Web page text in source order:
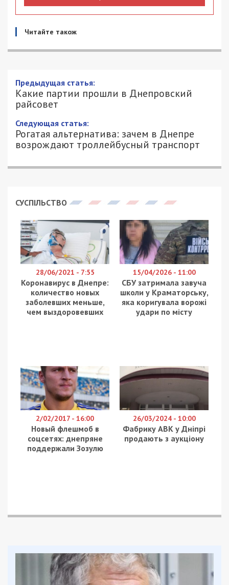
Читайте також
Предыдущая статья:
Какие партии прошли в Днепровский
райсовет
Следующая статья:
Рогатая альтернатива: зачем в Днепре
возрождают троллейбусный транспорт
СУСПІЛЬСТВО
28/06/2021 - 7:55
Коронавирус в Днепре:
количество новых
заболевших меньше,
чем выздоровевших
15/04/2026 - 11:00
СБУ затримала завуча
школи у Краматорську,
яка коригувала ворожі
удари по місту
2/02/2017 - 16:00
Новый флешмоб в
соцсетях: днепряне
поддержали Зозулю
26/03/2024 - 10:00
Фабрику АВК у Дніпрі
продають з аукціону